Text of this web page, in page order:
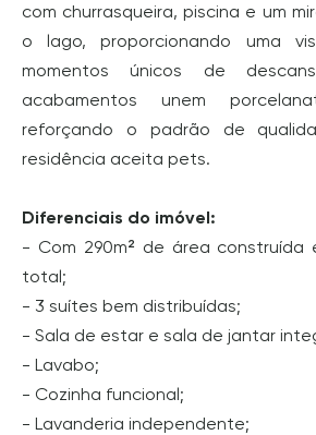
com churrasqueira, piscina e um
o lago, proporcionando uma
momentos únicos de
acabamentos unem
reforçando o padrão de
residência aceita pets.
Diferenciais do imóvel:
- Com 290m² de área construída
total;
- 3 suítes bem distribuídas;
- Sala de estar e sala de jantar
- Lavabo;
- Cozinha funcional;
- Lavanderia independente;